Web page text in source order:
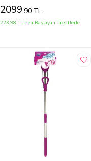
2099,90 TL
223,98 TL'den Başlayan Taksitlerle